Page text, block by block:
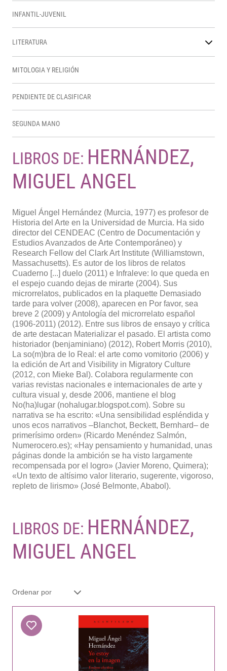
INFANTIL-JUVENIL
LITERATURA
MITOLOGIA Y RELIGIÓN
PENDIENTE DE CLASIFICAR
SEGUNDA MANO
LIBROS DE: HERNÁNDEZ,
MIGUEL ANGEL
Miguel Ángel Hernández (Murcia, 1977) es profesor de
Historia del Arte en la Universidad de Murcia. Ha sido
director del CENDEAC (Centro de Documentación y
Estudios Avanzados de Arte Contemporáneo) y
Research Fellow del Clark Art Institute (Williamstown,
Massachusetts). Es autor de los libros de relatos
Cuaderno [...] duelo (2011) e Infraleve: lo que queda en
el espejo cuando dejas de mirarte (2004). Sus
microrrelatos, publicados en la plaquette Demasiado
tarde para volver (2008), aparecen en Por favor, sea
breve 2 (2009) y Antología del microrrelato español
(1906-2011) (2012). Entre sus libros de ensayo y crítica
de arte destacan Materializar el pasado. El artista como
historiador (benjaminiano) (2012), Robert Morris (2010),
La so(m)bra de lo Real: el arte como vomitorio (2006) y
la edición de Art and Visibility in Migratory Culture
(2012, con Mieke Bal). Colabora regularmente con
varias revistas nacionales e internacionales de arte y
cultura visual y, desde 2006, mantiene el blog
No(ha)lugar (noha­lugar.blogspot.com). Sobre su
narrativa se ha escrito: «Una sensibilidad espléndida y
unos ecos narrativos –Blanchot, Beckett, Bernhard– de
primerísimo orden» (Ricardo Menéndez Salmón,
Numerocero.es); «Hay pensamiento y humanidad, unas
páginas donde la ambición se ha visto largamente
recompensada por el logro» (Javier Moreno, Quimera);
«Un texto de altísimo valor literario, sugerente, vigoroso,
repleto de lirismo» (José Belmonte, Ababol).
LIBROS DE: HERNÁNDEZ,
MIGUEL ANGEL